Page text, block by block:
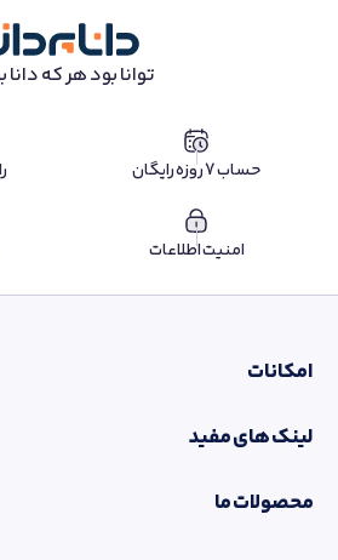
توانا بود هر که دانا
حساب 7 روزه رایگان
امنیت اطلاعات
امکانات
لینک های مفید
محصولات ما